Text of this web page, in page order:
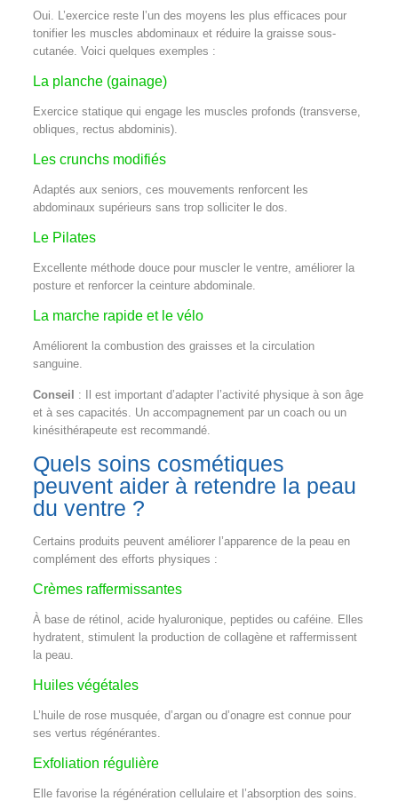
Oui. L’exercice reste l’un des moyens les plus efficaces pour
tonifier les muscles abdominaux et réduire la graisse sous-
cutanée. Voici quelques exemples :
La planche (gainage)
Exercice statique qui engage les muscles profonds (transverse,
obliques, rectus abdominis).
Les crunchs modifiés
Adaptés aux seniors, ces mouvements renforcent les
abdominaux supérieurs sans trop solliciter le dos.
Le Pilates
Excellente méthode douce pour muscler le ventre, améliorer la
posture et renforcer la ceinture abdominale.
La marche rapide et le vélo
Améliorent la combustion des graisses et la circulation
sanguine.
Conseil
: Il est important d’adapter l’activité physique à son âge
et à ses capacités. Un accompagnement par un coach ou un
kinésithérapeute est recommandé.
Quels soins cosmétiques
peuvent aider à retendre la peau
du ventre ?
Certains produits peuvent améliorer l’apparence de la peau en
complément des efforts physiques :
Crèmes raffermissantes
À base de rétinol, acide hyaluronique, peptides ou caféine. Elles
hydratent, stimulent la production de collagène et raffermissent
la peau.
Huiles végétales
L’huile de rose musquée, d’argan ou d’onagre est connue pour
ses vertus régénérantes.
Exfoliation régulière
Elle favorise la régénération cellulaire et l’absorption des soins.